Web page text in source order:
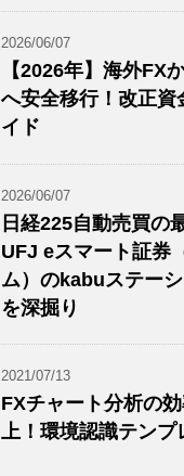
2026/06/07
【2026年】海外FX
へ安全移行！改正資
イド
2026/06/07
日経225自動売買の
UFJ eスマート証券
ム）のkabuステー
を深掘り
2021/07/13
FXチャート分析の
上！環境認識テンプ